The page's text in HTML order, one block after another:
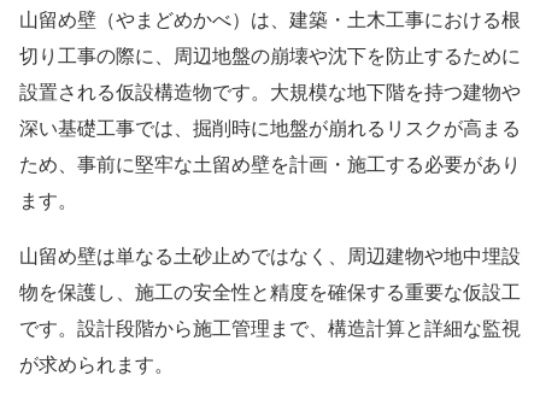
山留め壁（やまどめかべ）は、建築・土木工事における根
切り工事の際に、周辺地盤の崩壊や沈下を防止するために
設置される仮設構造物です。大規模な地下階を持つ建物や
深い基礎工事では、掘削時に地盤が崩れるリスクが高まる
ため、事前に堅牢な土留め壁を計画・施工する必要があり
ます。
山留め壁は単なる土砂止めではなく、周辺建物や地中埋設
物を保護し、施工の安全性と精度を確保する重要な仮設工
です。設計段階から施工管理まで、構造計算と詳細な監視
が求められます。